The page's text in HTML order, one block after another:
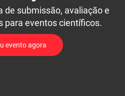
de submissão, avaliação e
para eventos científicos.
evento agora